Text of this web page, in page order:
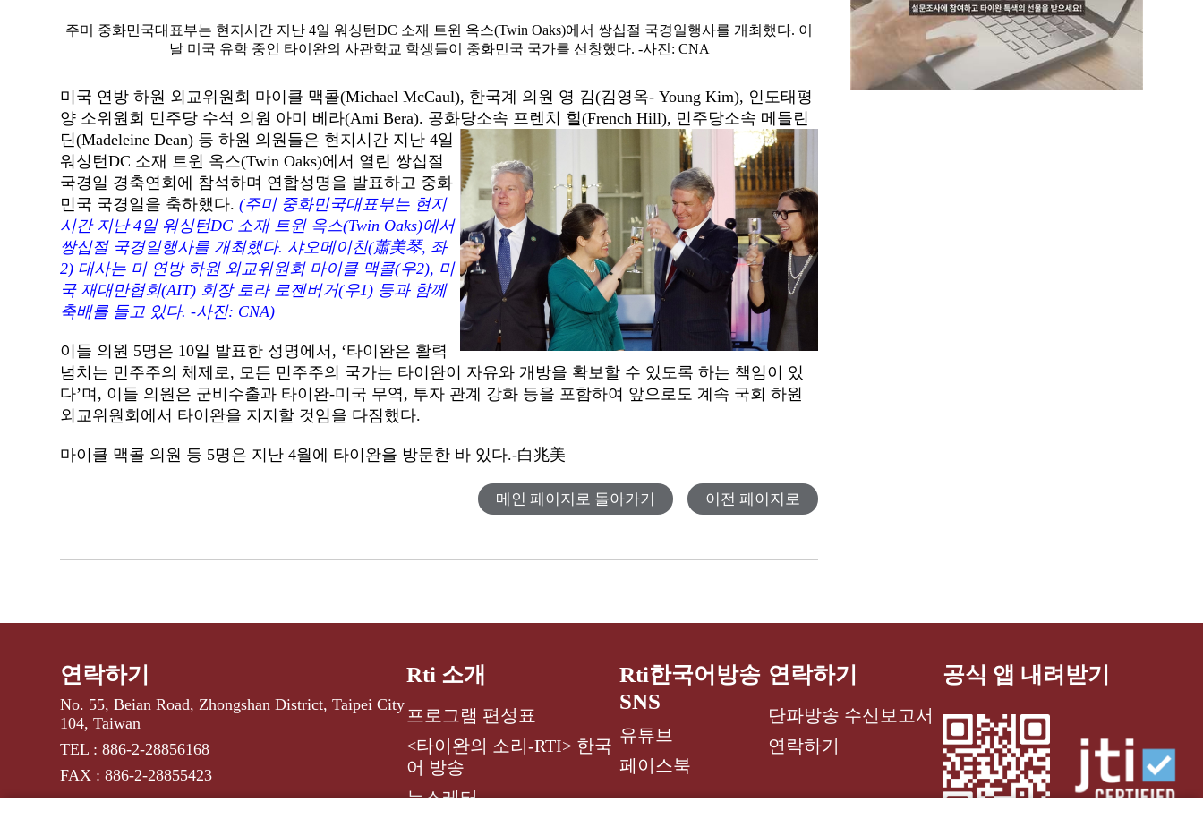
주미 중화민국대표부는 현지시간 지난 4일 워싱턴DC 소재 트윈 옥스(Twin Oaks)에서 쌍십절 국경일행사를 개최했다. 이
날 미국 유학 중인 타이완의 사관학교 학생들이 중화민국 국가를 선창했다. -사진: CNA
미국 연방 하원 외교위원회 마이클 맥콜(Michael McCaul), 한국계 의원 영 김(김영옥- Young Kim), 인도태평
양 소위원회 민주당 수석 의원 아미 베라(Ami Bera). 공화당소속 프렌치 힐(French Hill), 민주당소속 메들린
딘(Madeleine Dean) 등 하원 의원들은 현지시간 지난 4일
워싱턴DC 소재 트윈 옥스(Twin Oaks)에서 열린 쌍십절
국경일 경축연회에 참석하며 연합성명을 발표하고 중화
민국 국경일을 축하했다.(주미 중화민국대표부는 현지
시간 지난 4일 워싱턴DC 소재 트윈 옥스(Twin Oaks)에서
쌍십절 국경일행사를 개최했다. 샤오메이친(蕭美琴, 좌
2) 대사는 미 연방 하원 외교위원회 마이클 맥콜(우2), 미
국 재대만협회(AIT) 회장 로라 로젠버거(우1) 등과 함께
축배를 들고 있다. -사진: CNA)
이들 의원 5명은 10일 발표한 성명에서, ‘타이완은 활력
넘치는 민주주의 체제로, 모든 민주주의 국가는 타이완이 자유와 개방을 확보할 수 있도록 하는 책임이 있
다’며, 이들 의원은 군비수출과 타이완-미국 무역, 투자 관계 강화 등을 포함하여 앞으로도 계속 국회 하원
외교위원회에서 타이완을 지지할 것임을 다짐했다.
마이클 맥콜 의원 등 5명은 지난 4월에 타이완을 방문한 바 있다.-白兆美
메인 페이지로 돌아가기 이전 페이지로
연락하기
No. 55, Beian Road, Zhongshan District, Taipei City
104, Taiwan
TEL : 886-2-28856168
FAX : 886-2-28855423
Rti 소개
프로그램 편성표
<타이완의 소리-RTI> 한국
어 방송
뉴스레터
Rti한국어방송
SNS
유튜브
페이스북
연락하기
단파방송 수신보고서
연락하기
공식 앱 내려받기